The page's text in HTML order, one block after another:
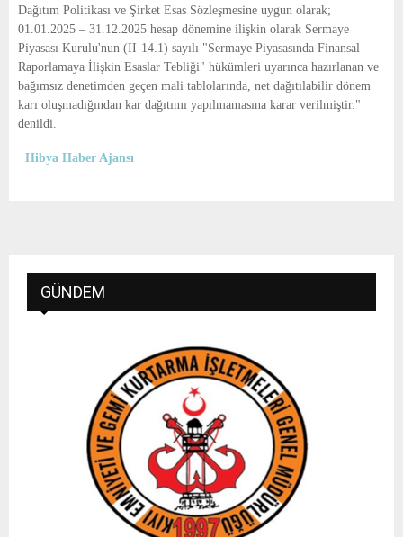
U
Dağıtım Politikası ve Şirket Esas Sözleşmesine uygun olarak;
01.01.2025 – 31.12.2025 hesap dönemine ilişkin olarak Sermaye
Piyasası Kurulu'nun (II-14.1) sayılı "Sermaye Piyasasında Finansal
Raporlamaya İlişkin Esaslar Tebliği" hükümleri uyarınca hazırlanan ve
bağımsız denetimden geçen mali tablolarında, net dağıtılabilir dönem
karı oluşmadığından kar dağıtımı yapılmamasına karar verilmiştir."
denildi.
Hibya Haber Ajansı
GÜNDEM